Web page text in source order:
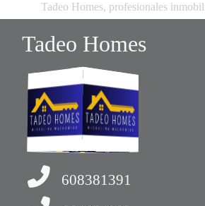
Tadeo Homes, profesionales
Tadeo Homes
608381391